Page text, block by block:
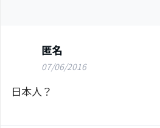
匿名
07/06/2016
日本人？